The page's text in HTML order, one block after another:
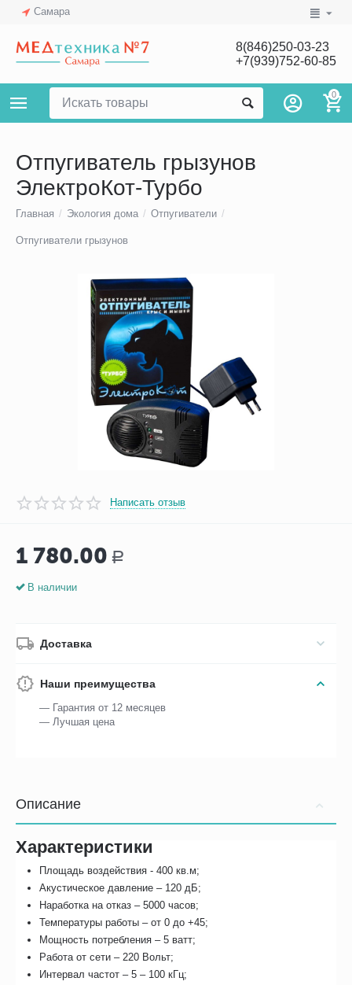
Самара
8(846)250-03-23
+7(939)752-60-85
0
Отпугиватель грызунов
ЭлектроКот-Турбо
Главная / Экология дома / Отпугиватели /
Отпугиватели грызунов
Написать отзыв
1 780.00 Р
В наличии
Доставка
Наши преимущества
— Гарантия от 12 месяцев
— Лучшая цена
Описание
Характеристики
Площадь воздействия - 400 кв.м;
Акустическое давление – 120 дБ;
Наработка на отказ – 5000 часов;
Температуры работы – от 0 до +45;
Мощность потребления – 5 ватт;
Работа от сети – 220 Вольт;
Интервал частот – 5 – 100 кГц;